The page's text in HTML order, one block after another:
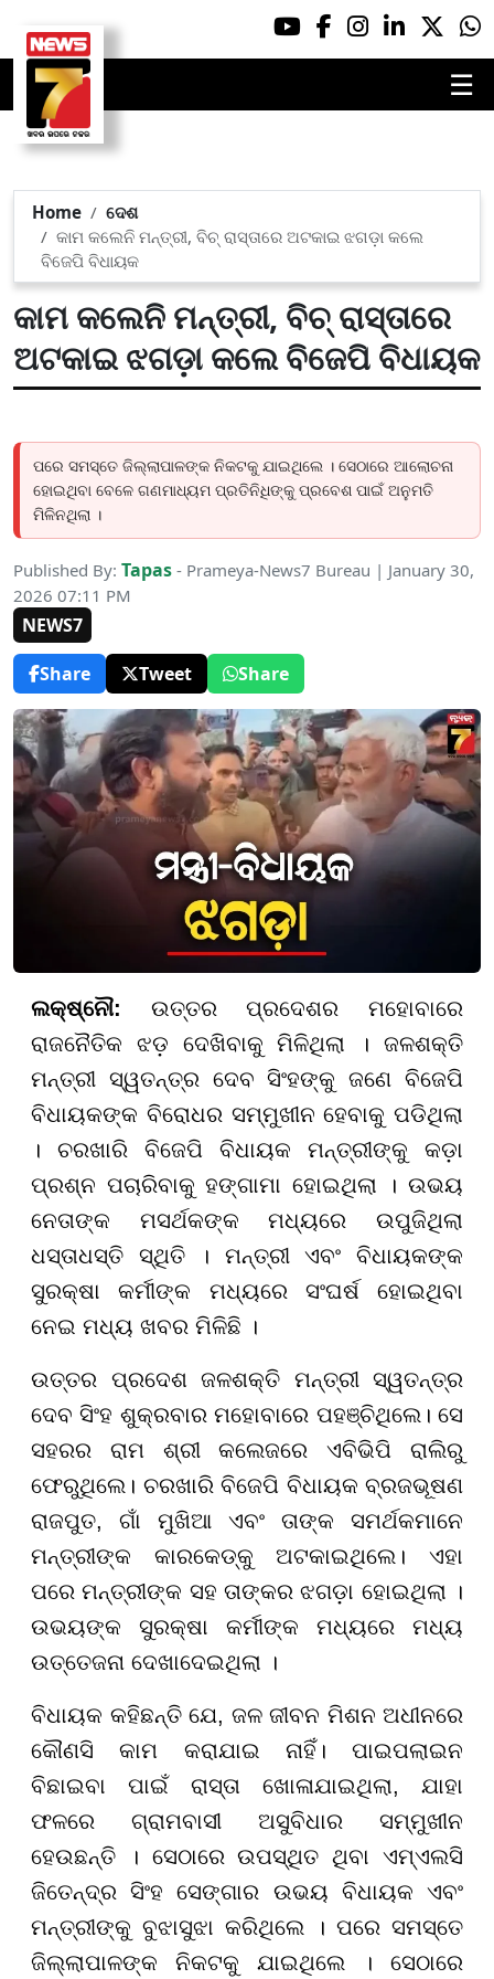
☰
Home
ଦେଶ
କାମ କଲେନି ମନ୍ତ୍ରୀ, ବିଚ୍ ରାସ୍ତାରେ ଅଟକାଇ ଝଗଡ଼ା କଲେ
ବିଜେପି ବିଧାୟକ
କାମ କଲେନି ମନ୍ତ୍ରୀ, ବିଚ୍ ରାସ୍ତାରେ
ଅଟକାଇ ଝଗଡ଼ା କଲେ ବିଜେପି ବିଧାୟକ
ପରେ ସମସ୍ତେ ଜିଲ୍ଲାପାଳଙ୍କ ନିକଟକୁ ଯାଇଥିଲେ । ସେଠାରେ ଆଲୋଚନା
ହୋଇଥିବା ବେଳେ ଗଣମାଧ୍ୟମ ପ୍ରତିନିଧିଙ୍କୁ ପ୍ରବେଶ ପାଇଁ ଅନୁମତି
ମିଳିନଥିଲା ।
Published By: Tapas - Prameya-News7 Bureau | January 30,
2026 07:11 PM
NEWS7
Share
Tweet Share
ଲକ୍ଷ୍ନୌ: ଉତ୍ତର ପ୍ରଦେଶର ମହୋବାରେ
ରାଜନୈତିକ ଝଡ଼ ଦେଖିବାକୁ ମିଳିଥିଲା । ଜଳଶକ୍ତି
ମନ୍ତ୍ରୀ ସ୍ୱତନ୍ତ୍ର ଦେବ ସିଂହଙ୍କୁ ଜଣେ ବିଜେପି
ବିଧାୟକଙ୍କ ବିରୋଧର ସମ୍ମୁଖୀନ ହେବାକୁ ପଡିଥିଲା
। ଚରଖାରି ବିଜେପି ବିଧାୟକ ମନ୍ତ୍ରୀଙ୍କୁ କଡ଼ା
ପ୍ରଶ୍ନ ପଚାରିବାକୁ ହଙ୍ଗାମା ହୋଇଥିଲା । ଉଭୟ
ନେତାଙ୍କ ମସର୍ଥକଙ୍କ ମଧ୍ୟରେ ଉପୁଜିଥିଲା
ଧସ୍ତାଧସ୍ତି ସ୍ଥିତି । ମନ୍ତ୍ରୀ ଏବଂ ବିଧାୟକଙ୍କ
ସୁରକ୍ଷା କର୍ମୀଙ୍କ ମଧ୍ୟରେ ସଂଘର୍ଷ ହୋଇଥିବା
ନେଇ ମଧ୍ୟ ଖବର ମିଳିଛି ।
ଉତ୍ତର ପ୍ରଦେଶ ଜଳଶକ୍ତି ମନ୍ତ୍ରୀ ସ୍ୱତନ୍ତ୍ର
ଦେବ ସିଂହ ଶୁକ୍ରବାର ମହୋବାରେ ପହଞ୍ଚିଥିଲେ। ସେ
ସହରର ରାମ ଶ୍ରୀ କଲେଜରେ ଏବିଭିପି ରାଲିରୁ
ଫେରୁଥିଲେ। ଚରଖାରି ବିଜେପି ବିଧାୟକ ବ୍ରଜଭୂଷଣ
ରାଜପୁତ, ଗାଁ ମୁଖିଆ ଏବଂ ତାଙ୍କ ସମର୍ଥକମାନେ
ମନ୍ତ୍ରୀଙ୍କ କାରକେଡ୍କୁ ଅଟକାଇଥିଲେ। ଏହା
ପରେ ମନ୍ତ୍ରୀଙ୍କ ସହ ତାଙ୍କର ଝଗଡ଼ା ହୋଇଥିଲା ।
ଉଭୟଙ୍କ ସୁରକ୍ଷା କର୍ମୀଙ୍କ ମଧ୍ୟରେ ମଧ୍ୟ
ଉତ୍ତେଜନା ଦେଖାଦେଇଥିଲା ।
ବିଧାୟକ କହିଛନ୍ତି ଯେ, ଜଳ ଜୀବନ ମିଶନ ଅଧୀନରେ
କୌଣସି କାମ କରାଯାଇ ନାହିଁ। ପାଇପଲାଇନ
ବିଛାଇବା ପାଇଁ ରାସ୍ତା ଖୋଳାଯାଇଥିଲା, ଯାହା
ଫଳରେ ଗ୍ରାମବାସୀ ଅସୁବିଧାର ସମ୍ମୁଖୀନ
ହେଉଛନ୍ତି । ସେଠାରେ ଉପସ୍ଥିତ ଥିବା ଏମ୍ଏଲସି
ଜିତେନ୍ଦ୍ର ସିଂହ ସେଙ୍ଗାର ଉଭୟ ବିଧାୟକ ଏବଂ
ମନ୍ତ୍ରୀଙ୍କୁ ବୁଝାସୁଝା କରିଥିଲେ । ପରେ ସମସ୍ତେ
ଜିଲ୍ଲାପାଳଙ୍କ ନିକଟକୁ ଯାଇଥିଲେ । ସେଠାରେ